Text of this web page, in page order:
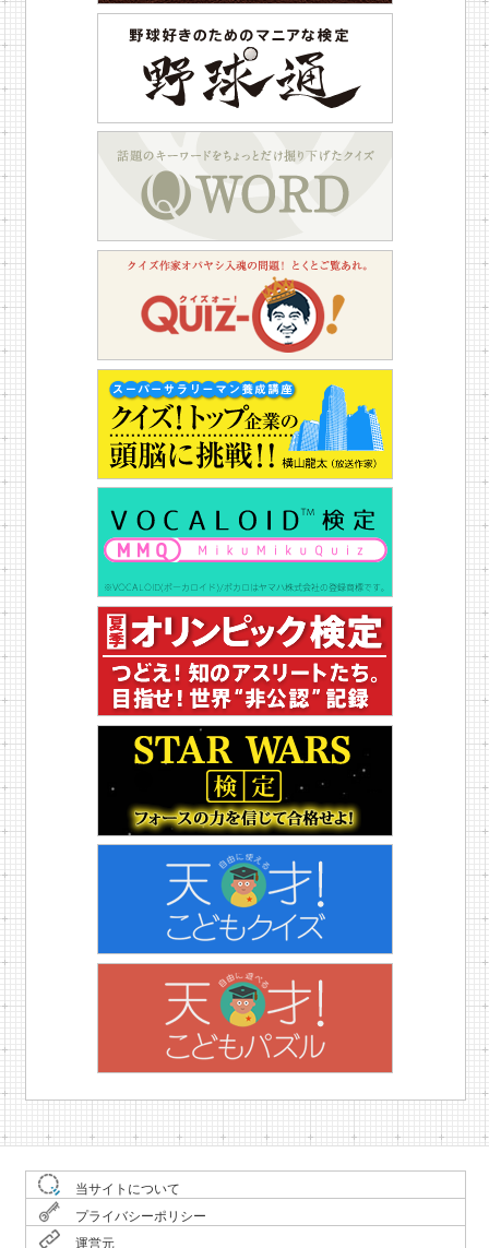
当サイトについて
プライバシーポリシー
運営元